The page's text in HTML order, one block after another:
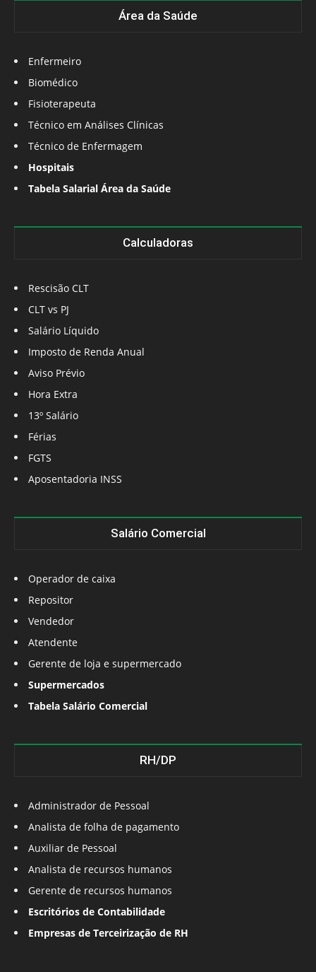
Área da Saúde
Enfermeiro
Biomédico
Fisioterapeuta
Técnico em Análises Clínicas
Técnico de Enfermagem
Hospitais
Tabela Salarial Área da Saúde
Calculadoras
Rescisão CLT
CLT vs PJ
Salário Líquido
Imposto de Renda Anual
Aviso Prévio
Hora Extra
13º Salário
Férias
FGTS
Aposentadoria INSS
Salário Comercial
Operador de caixa
Repositor
Vendedor
Atendente
Gerente de loja e supermercado
Supermercados
Tabela Salário Comercial
RH/DP
Administrador de Pessoal
Analista de folha de pagamento
Auxiliar de Pessoal
Analista de recursos humanos
Gerente de recursos humanos
Escritórios de Contabilidade
Empresas de Terceirização de RH